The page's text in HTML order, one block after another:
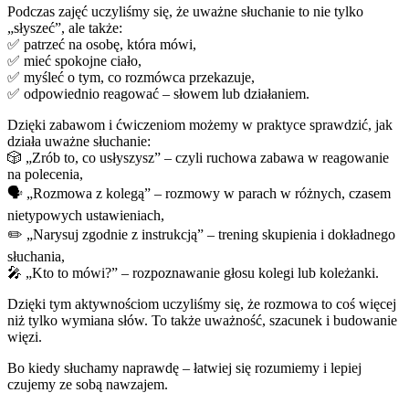
Podczas zajęć uczyliśmy się, że uważne słuchanie to nie tylko
„słyszeć”, ale także:
✅ patrzeć na osobę, która mówi,
✅ mieć spokojne ciało,
✅ myśleć o tym, co rozmówca przekazuje,
✅ odpowiednio reagować – słowem lub działaniem.
Dzięki zabawom i ćwiczeniom możemy w praktyce sprawdzić, jak
działa uważne słuchanie:
🎲 „Zrób to, co usłyszysz” – czyli ruchowa zabawa w reagowanie
na polecenia,
🗣️ „Rozmowa z kolegą” – rozmowy w parach w różnych, czasem
nietypowych ustawieniach,
✏️ „Narysuj zgodnie z instrukcją” – trening skupienia i dokładnego
słuchania,
🎤 „Kto to mówi?” – rozpoznawanie głosu kolegi lub koleżanki.
Dzięki tym aktywnościom uczyliśmy się, że rozmowa to coś więcej
niż tylko wymiana słów. To także uważność, szacunek i budowanie
więzi.
Bo kiedy słuchamy naprawdę – łatwiej się rozumiemy i lepiej
czujemy ze sobą nawzajem.